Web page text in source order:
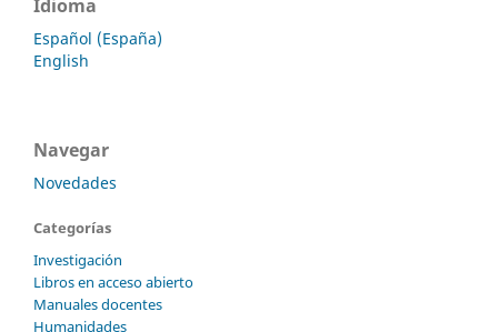
Idioma
Español (España)
English
Navegar
Novedades
Categorías
Investigación
Libros en acceso abierto
Manuales docentes
Humanidades